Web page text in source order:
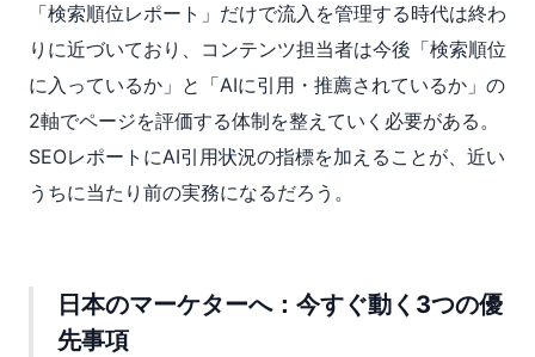
「検索順位レポート」だけで流入を管理する時代は終わ
りに近づいており、コンテンツ担当者は今後「検索順位
に入っているか」と「AIに引用・推薦されているか」の
2軸でページを評価する体制を整えていく必要がある。
SEOレポートにAI引用状況の指標を加えることが、近い
うちに当たり前の実務になるだろう。
日本のマーケターへ：今すぐ動く3つの優
先事項